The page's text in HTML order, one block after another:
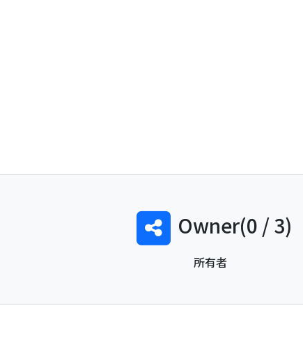
Owner(0 / 3)
所有者